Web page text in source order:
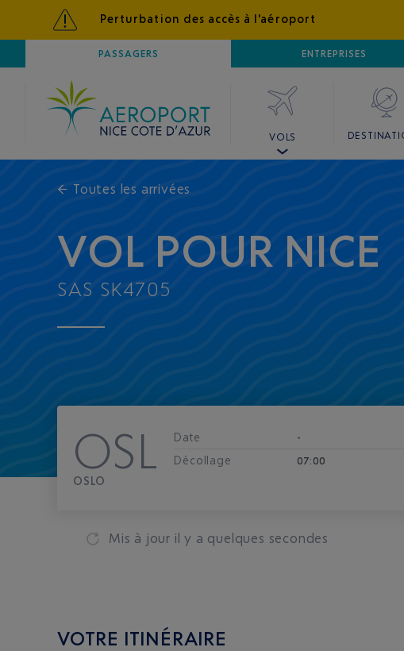
Perturbation des accès à l'aéroport
PASSAGERS ENTREPRISES
AÉROPORTNICE CÔTE D'AZUR
VOLS
← Toutes les arrivées
VOL POUR NICE
SAS SK4705
OSL
OSLO
Date -
Décollage 07:00
Mis à jour il y a quelques secondes
VOTRE ITINÉRAIRE